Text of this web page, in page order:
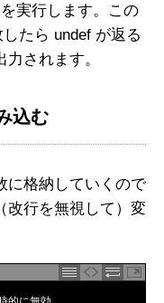
実行します。この
たら undef が返る
されます。
込む
に格納していくので
改行を無視して）変